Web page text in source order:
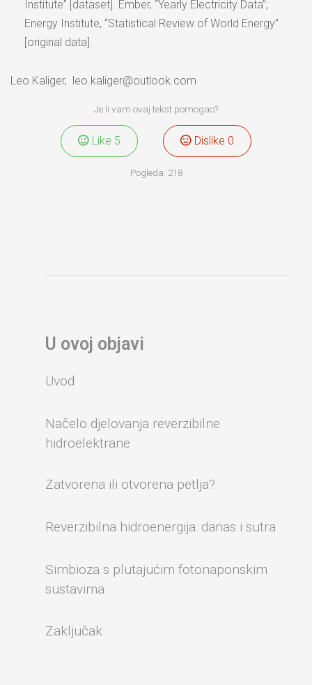
Institute” [dataset]. Ember, “Yearly Electricity Data”;
Energy Institute, “Statistical Review of World Energy”
[original data].
Leo Kaliger, leo.kaliger@outlook.com
Je li vam ovaj tekst pomogao?
Like 5 Dislike 0
Pogleda: 218
U ovoj objavi
Uvod
Načelo djelovanja reverzibilne
hidroelektrane
Zatvorena ili otvorena petlja?
Reverzibilna hidroenergija: danas i sutra
Simbioza s plutajućim fotonaponskim
sustavima
Zaključak